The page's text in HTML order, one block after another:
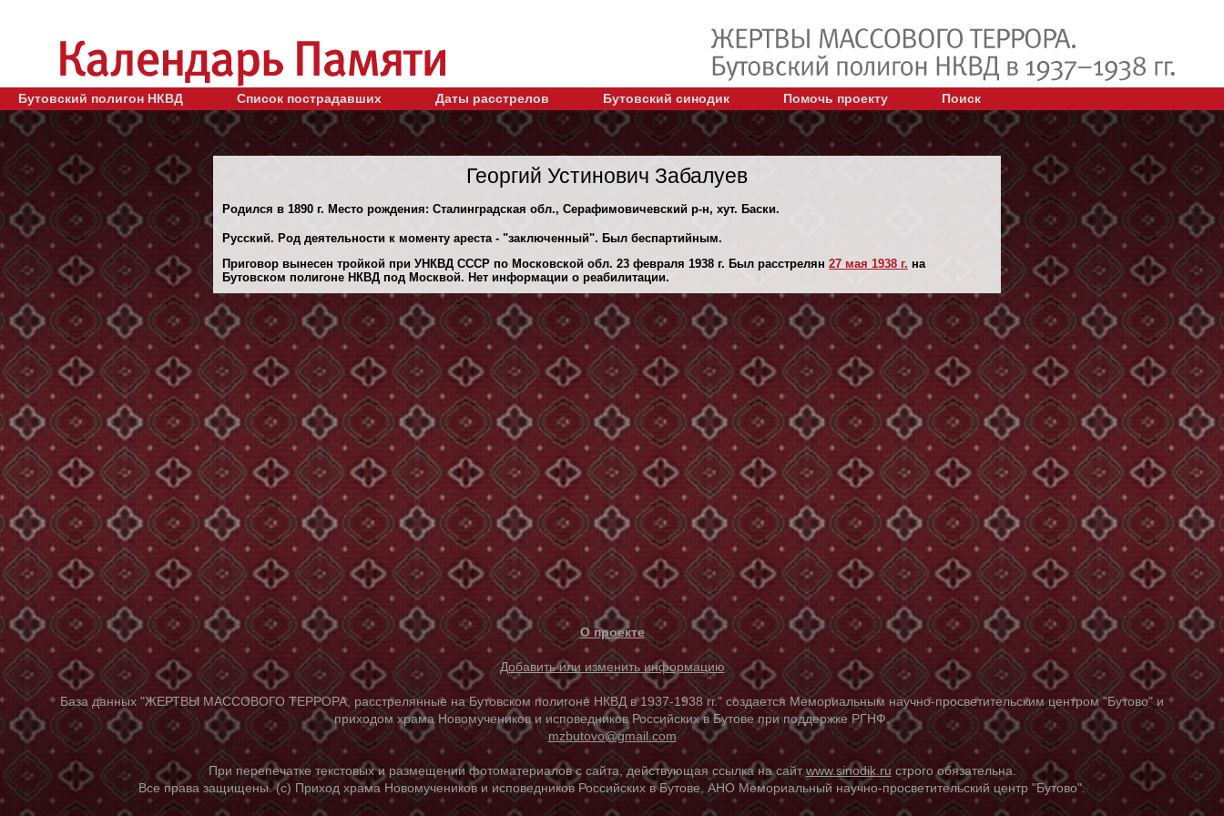
Бутовский полигон НКВД Список пострадавших Даты расстрелов Бутовский синодик Помочь проекту Поиск
Георгий Устинович Забалуев
Родился в 1890 г. Место рождения: Сталинградская обл., Серафимовичевский р-н, хут. Баски.
Русский. Род деятельности к моменту ареста - "заключенный". Был беспартийным.
Приговор вынесен тройкой при УНКВД СССР по Московской обл. 23 февраля 1938 г. Был расстрелян 27 мая 1938 г. на
Бутовском полигоне НКВД под Москвой. Нет информации о реабилитации.
О проекте
Добавить или изменить информацию
База данных "ЖЕРТВЫ МАССОВОГО ТЕРРОРА, расстрелянные на Бутовском полигоне НКВД в 1937-1938 гг." создается Мемориальным научно-просветительским центром "Бутово" и
приходом храма Новомучеников и исповедников Российских в Бутове при поддержке РГНФ.
mzbutovo@gmail.com
При перепечатке текстовых и размещении фотоматериалов с сайта, действующая ссылка на сайтwww.sinodik.ru строго обязательна.
Все права защищены. (с) Приход храма Новомучеников и исповедников Российских в Бутове, АНО Мемориальный научно-просветительский центр "Бутово".